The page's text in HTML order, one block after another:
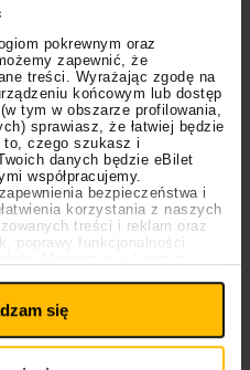
pokrewnym oraz
zapewnić, że
treści. Wyrażając zgodę na
końcowym lub dostęp
tym w obszarze profilowania,
sprawiasz, że łatwiej będzie
to, czego szukasz i
danych będzie eBilet
współpracujemy.
bezpieczeństwa i
korzystania z naszych
treści i reklam oraz
poprawy funkcjonalności
przetwarzania.
się
(Francja,
język bretoński z
choć zajął
spotkał się z ogromnym